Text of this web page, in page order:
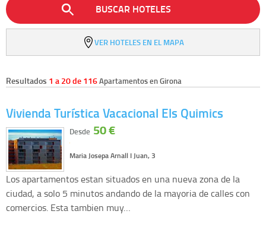
BUSCAR HOTELES
VER HOTELES EN EL MAPA
Resultados 1 a 20 de 116Apartamentos en Girona
Vivienda Turística Vacacional Els Quimics
Maria Josepa Arnall I Juan, 3
Desde 50 €
Los apartamentos estan situados en una nueva zona de la
ciudad, a solo 5 minutos andando de la mayoria de calles con
comercios. Esta tambien muy…